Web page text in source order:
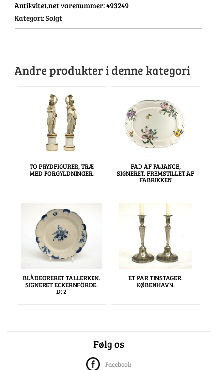
Antikvitet.net varenummer:493249
Kategori:Solgt
Andre produkter i denne kategori
TO PRYDFIGURER, TRÆ
MED FORGYLDNINGER.
FAD AF FAJANCE,
SIGNERET. FREMSTILLET AF
FABRIKKEN
BLÅDEORERET TALLERKEN.
SIGNERET ECKERNFÖRDE.
D: 2
ET PAR TINSTAGER.
KØBENHAVN.
Følg os
Facebook